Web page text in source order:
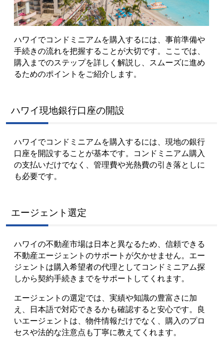
ハワイでコンドミニアムを購入するには、事前準備や
手続きの流れを把握することが大切です。ここでは、
購入までのステップを詳しく解説し、スムーズに進め
るためのポイントをご紹介します。
ハワイ現地銀行口座の開設
ハワイでコンドミニアムを購入するには、現地の銀行
口座を開設することが基本です。コンドミニアム購入
の支払いだけでなく、管理費や光熱費の引き落としに
も必要です。
エージェント選定
ハワイの不動産市場は日本と異なるため、信頼できる
不動産エージェントのサポートが欠かせません。エー
ジェントは購入希望者の代理としてコンドミニアム探
しから契約手続きまでをサポートしてくれます。
エージェントの選定では、実績や知識の豊富さに加
え、日本語で対応できるかも確認すると安心です。良
いエージェントは、物件情報だけでなく、購入のプロ
セスや法的な注意点も丁寧に教えてくれます。